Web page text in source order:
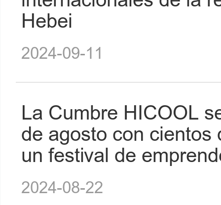
Hebei
2024-09-11
La Cumbre HICOOL
de agosto con cientos
un festival de
2024-08-22